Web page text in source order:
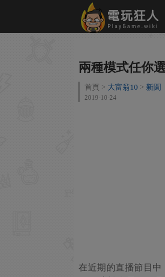
兩種模式任你
首頁 大富翁10 新聞
2019-10-24
在近期的直播節目中